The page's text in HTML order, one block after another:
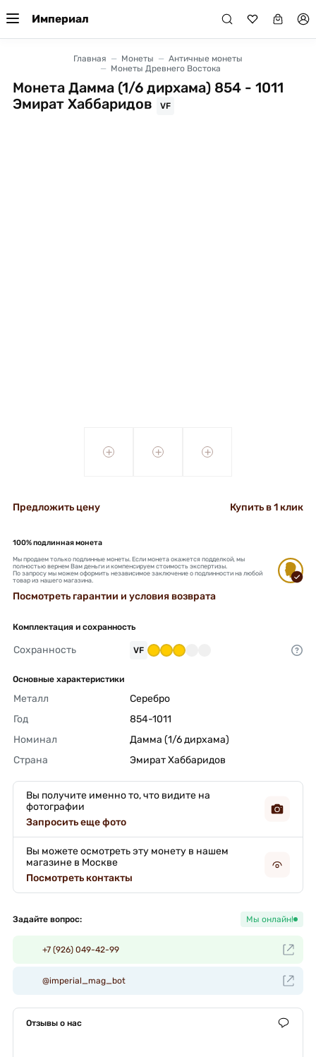
Империал
Главная Монеты
Античные монеты
Монеты Древнего Востока
Монета Дамма (1/6 дирхама) 854 - 1011
Эмират Хаббаридов
VF
+ + +
Предложить цену Купить в 1 клик
100% подлинная монета
Мы продаем только подлинные монеты. Если монета окажется подделкой, мы
полностью вернем Вам деньги и компенсируем стоимость экспертизы.
По запросу мы можем оформить независимое заключение о подлинности на любой
товар из нашего магазина.
Посмотреть гарантии и условия возврата
Комплектация и сохранность
Сохранность VF
Основные характеристики
Металл
Серебро
Год
854-1011
Номинал
Дамма (1/6 дирхама)
Страна
Эмират Хаббаридов
Вы получите именно то, что видите на
фотографии
Запросить еще фото
Вы можете осмотреть эту монету в нашем
магазине в Москве
Посмотреть контакты
Задайте вопрос: Мы онлайн!
+7 (926) 049-42-99
@imperial_mag_bot
Отзывы о нас